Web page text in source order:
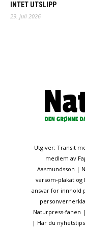
INTET UTSLIPP
29. juli 2026
Utgiver: Transit
medlem av
Aasmundsson |
varsom-plakat
ansvar for innhold
Naturpress-fanen
| Har du